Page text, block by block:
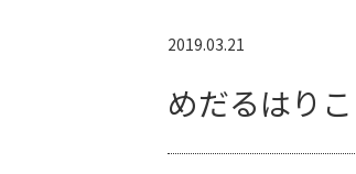
2019.03.21
めだるはりこ